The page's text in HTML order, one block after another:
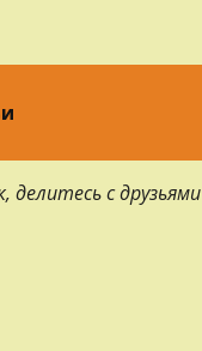
делитесь с